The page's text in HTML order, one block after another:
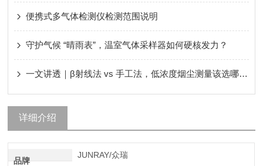
便携式多气体检测仪检测范围说明
守护气候 “晴雨表”，温室气体采样器如何硬核发力？
一文讲透｜β射线法 vs 手工法，低浓度烟尘测量该选哪种？
详细介绍
品牌
JUNRAY/众瑞